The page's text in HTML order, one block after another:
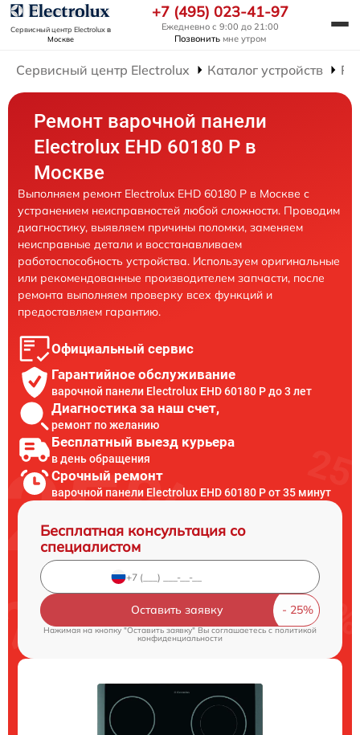
Сервисный центр Electroluxв
Москве
+7 (495) 023-41-97
Ежедневно с 9:00 до 21:00
Позвонить мне утром
Сервисный центр Electrolux Каталог устройств
Ремонт варочной панели
Electrolux EHD 60180 P в
Москве
Выполняем ремонт Electrolux EHD 60180 P в Москве с
устранением неисправностей любой сложности. Проводим
диагностику, выявляем причины поломки, заменяем
неисправные детали и восстанавливаем
работоспособность устройства. Используем оригинальные
или рекомендованные производителем запчасти, после
ремонта выполняем проверку всех функций и
предоставляем гарантию.
Официальный сервис
Гарантийное обслуживание
варочной панели Electrolux EHD 60180 P до 3 лет
Диагностика за наш счет,
ремонт по желанию
Бесплатный выезд курьера
в день обращения
Срочный ремонт
варочной панели Electrolux EHD 60180 P от 35 минут
Бесплатная консультация со
специалистом
Оставить заявку
Нажимая на кнопку "Оставить заявку" Вы соглашаетесь cполитикой
конфиденциальности